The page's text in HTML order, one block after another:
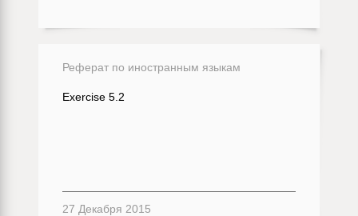
Реферат по иностранным языкам
Exercise 5.2
27 Декабря 2015